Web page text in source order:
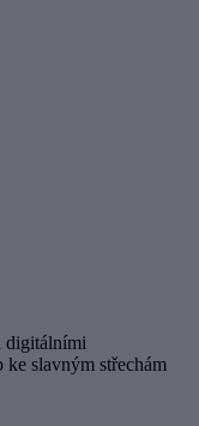
digitálními
slavným střechám